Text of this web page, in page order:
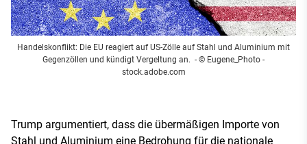
Handelskonflikt: Die EU reagiert auf US-Zölle auf Stahl und Aluminium mit
Gegenzöllen und kündigt Vergeltung an. - © Eugene_Photo -
stock.adobe.com
Trump argumentiert, dass die übermäßigen Importe von
Stahl und Aluminium eine Bedrohung für die nationale